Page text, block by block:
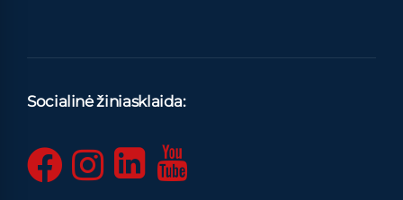
Socialinė žiniasklaida: